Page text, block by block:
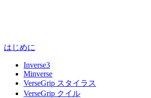
はじめに
Inverse3
Minverse
VerseGrip スタイラス
VerseGrip クイル